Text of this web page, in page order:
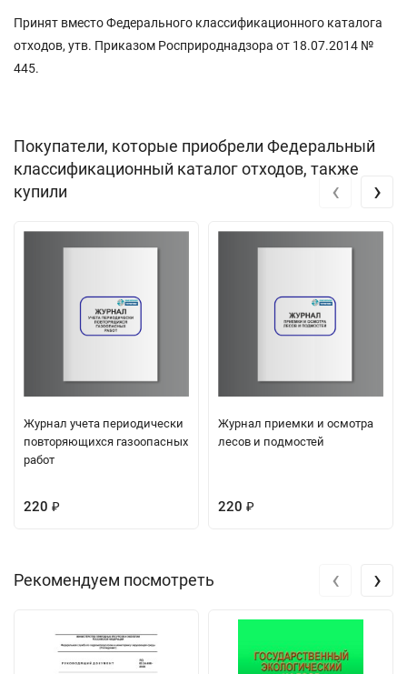
Принят вместо Федерального классификационного каталога
отходов, утв. Приказом Росприроднадзора от 18.07.2014 №
445.
Покупатели, которые приобрели Федеральный
классификационный каталог отходов, также
купили
Журнал учета периодически
повторяющихся газоопасных
работ
220 ₽
Журнал приемки и осмотра
лесов и подмостей
220 ₽
‹ ›
Рекомендуем посмотреть ‹ ›